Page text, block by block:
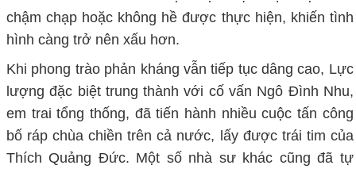
chậm chạp hoặc không hề được thực hiện, khiến tình
hình càng trở nên xấu hơn.
Khi phong trào phản kháng vẫn tiếp tục dâng cao, Lực
lượng đặc biệt trung thành với cố vấn Ngô Đình Nhu,
em trai tổng thống, đã tiến hành nhiều cuộc tấn công
bố ráp chùa chiền trên cả nước, lấy được trái tim của
Thích Quảng Đức. Một số nhà sư khác cũng đã tự